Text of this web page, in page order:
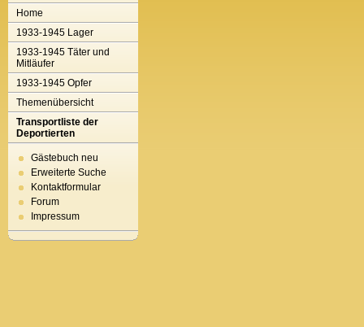
Home
1933-1945 Lager
1933-1945 Täter und
Mitläufer
1933-1945 Opfer
Themenübersicht
Transportliste der
Deportierten
Gästebuch neu
Erweiterte Suche
Kontaktformular
Forum
Impressum